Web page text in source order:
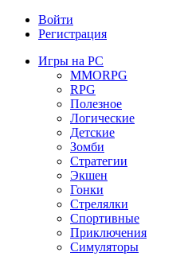
Войти
Регистрация
Игры на PC
MMORPG
RPG
Полезное
Логические
Детские
Зомби
Стратегии
Экшен
Гонки
Стрелялки
Спортивные
Приключения
Симуляторы